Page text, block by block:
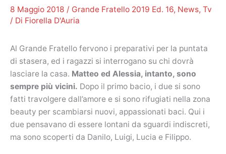
8 Maggio 2018 / Grande Fratello 2019 Ed. 16, News, Tv
/ Di Fiorella D'Auria
Al Grande Fratello fervono i preparativi per la puntata
di stasera, ed i ragazzi si interrogano su chi dovrà
lasciare la casa. Matteo ed Alessia, intanto, sono
sempre più vicini. Dopo il primo bacio, i due si sono
fatti travolgere dall’amore e si sono rifugiati nella zona
beauty per scambiarsi nuovi, appassionati baci. Qui i
due pensavano di essere lontani da sguardi indiscreti,
ma sono scoperti da Danilo, Luigi, Lucia e Filippo.